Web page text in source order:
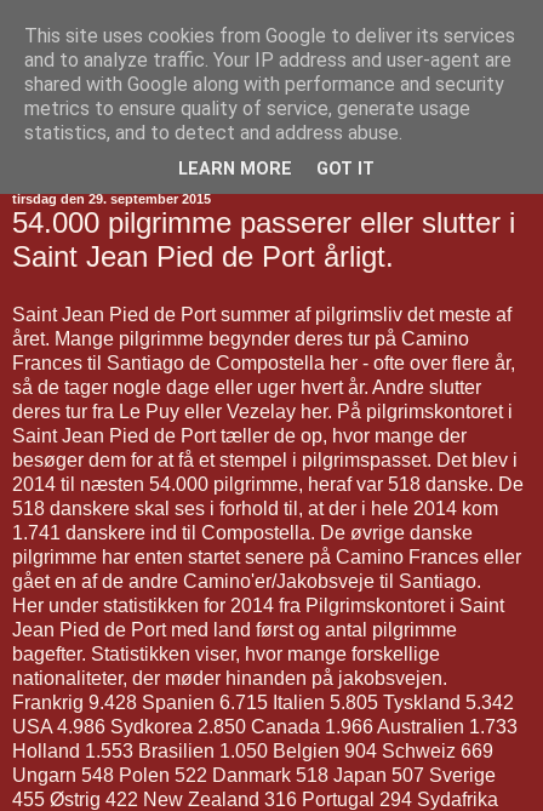
Jakobsvejen
tirsdag den 29. september 2015
54.000 pilgrimme passerer eller slutter i
Saint Jean Pied de Port årligt.
Saint Jean Pied de Port summer af pilgrimsliv det meste af
året. Mange pilgrimme begynder deres tur på Camino
Frances til Santiago de Compostella her - ofte over flere år,
så de tager nogle dage eller uger hvert år. Andre slutter
deres tur fra Le Puy eller Vezelay her. På pilgrimskontoret i
Saint Jean Pied de Port tæller de op, hvor mange der
besøger dem for at få et stempel i pilgrimspasset. Det blev i
2014 til næsten 54.000 pilgrimme, heraf var 518 danske. De
518 danskere skal ses i forhold til, at der i hele 2014 kom
1.741 danskere ind til Compostella. De øvrige danske
pilgrimme har enten startet senere på Camino Frances eller
gået en af de andre Camino'er/Jakobsveje til Santiago.
Her under statistikken for 2014 fra Pilgrimskontoret i Saint
Jean Pied de Port med land først og antal pilgrimme
bagefter. Statistikken viser, hvor mange forskellige
nationaliteter, der møder hinanden på jakobsvejen.
Frankrig 9.428 Spanien 6.715 Italien 5.805 Tyskland 5.342
USA 4.986 Sydkorea 2.850 Canada 1.966 Australien 1.733
Holland 1.553 Brasilien 1.050 Belgien 904 Schweiz 669
Ungarn 548 Polen 522 Danmark 518 Japan 507 Sverige
455 Østrig 422 New Zealand 316 Portugal 294 Sydafrika
This site uses cookies from Google to deliver its services
and to analyze traffic. Your IP address and user-agent are
shared with Google along with performance and security
metrics to ensure quality of service, generate usage
statistics, and to detect and address abuse.
LEARN MORE GOT IT